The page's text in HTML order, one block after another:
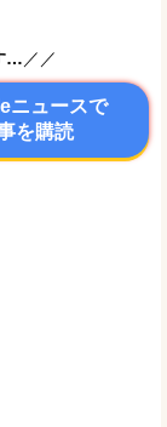
… ／／
ニュースで
を購読